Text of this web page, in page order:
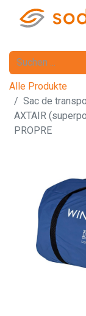
Alle Produkte
Sac de
AXTAIR
PROPRE